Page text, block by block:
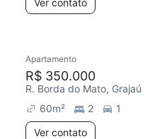
Ver contato
Apartamento
R$ 350.000
R. Borda do Mato, Grajaú
60m² 2
1
Ver contato